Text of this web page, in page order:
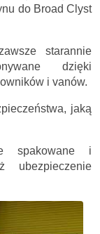
do Broad Clyst
starannie
dzięki
i vanów.
jaką
spakowane i
ubezpieczenie